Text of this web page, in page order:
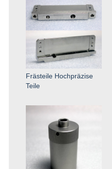
Frästeile Hochpräzise
Teile